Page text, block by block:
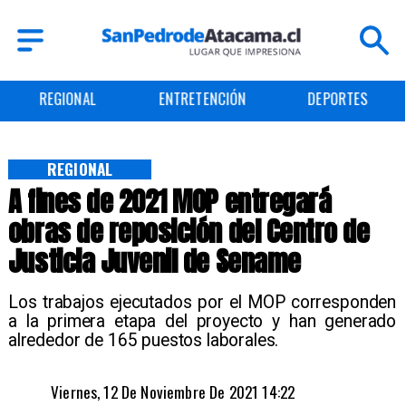
ENTRETENCIÓN DEPORTES CULTURA
A fines de 2021 MOP entregará
obras de reposición del Centro de
Justicia Juvenil de Sename
Los trabajos ejecutados por el MOP corresponden
a la primera etapa del proyecto y han generado
alrededor de 165 puestos laborales.
REGIONAL
Viernes, 12 De Noviembre De 2021 14:22